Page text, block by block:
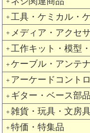
＋ 工具・ケミカル・
＋ メディア・アクセ
＋ 工作キット・模型
＋ ケーブル・アンテ
＋ アーケードコント
＋ ギター・ベース部品
＋ 雑貨・玩具・文房
＋ 特価・特集品